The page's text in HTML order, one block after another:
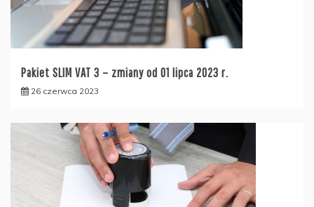
Pakiet SLIM VAT 3 – zmiany od 01 lipca 2023 r.
26 czerwca 2023